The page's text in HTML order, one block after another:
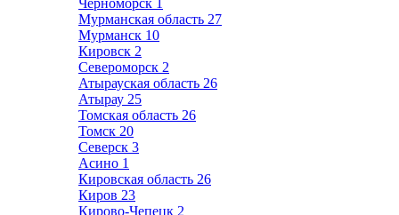
Черноморск 1
Мурманская область 27
Мурманск 10
Кировск 2
Североморск 2
Атырауская область 26
Атырау 25
Томская область 26
Томск 20
Северск 3
Асино 1
Кировская область 26
Киров 23
Кирово-Чепецк 2